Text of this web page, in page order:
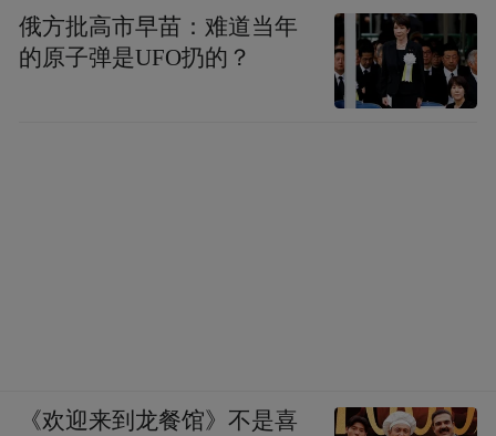
俄方批高市早苗：难道当年
的原子弹是UFO扔的？
《欢迎来到龙餐馆》不是喜